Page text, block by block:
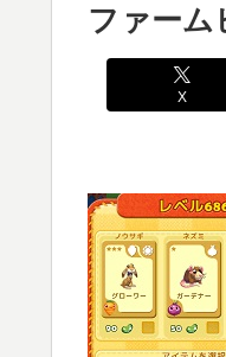
ファーム
X